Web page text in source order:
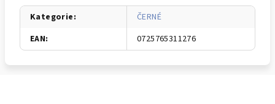
Kategorie:
ČERNÉ
EAN: 0725765311276